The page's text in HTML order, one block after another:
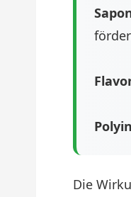
Die